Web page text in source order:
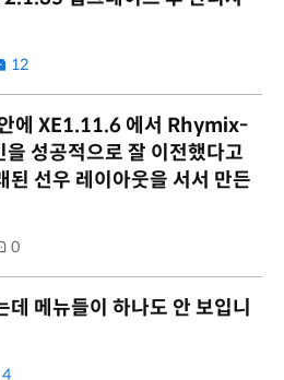
12
에 XE1.11.6 에서 Rhymix-
성공적으로 잘 이전했다고
된 선우 레이아웃을 서서 만든
0
메뉴들이 하나도 안 보입니
4